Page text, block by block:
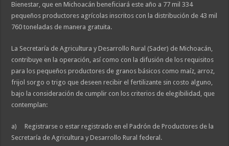
Bienestar, que en Michoacán beneficiará este año a 77 mil 334
pequeños productores agrícolas inscritos con la distribución de 43 mil
760 toneladas de manera gratuita.
La Secretaría de Agricultura y Desarrollo Rural (Sader) de Michoacán,
contribuye en la operación, así como con la difusión de los requisitos
para los pequeños productores de granos básicos como maíz, arroz,
frijol sorgo o trigo que deseen recibir el fertilizante sin costo alguno,
bajo la consideración de cumplir con los criterios de elegibilidad, que
contemplan:
a) Registrarse o estar registrado en el Padrón de Productores de la
Secretaría de Agricultura y Desarrollo Rural federal.